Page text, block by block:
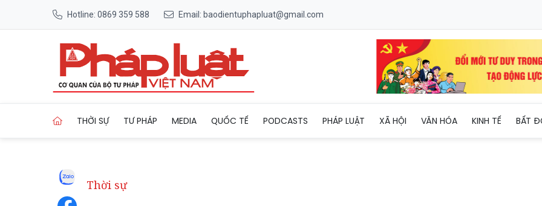
Hotline: 0869 359 588 Email: baodientuphapluat@gmail.com
THỜI SỰ TƯ PHÁP MEDIA QUỐC TẾ PODCASTS PHÁP LUẬT XÃ HỘI VĂN HÓA KINH TẾ BẤT
Thời sự